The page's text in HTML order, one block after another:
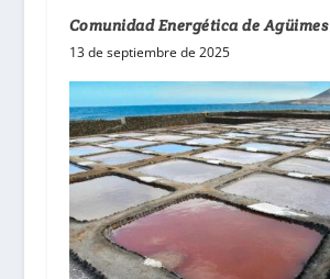
Comunidad Energética de Agüimes
13 de septiembre de 2025